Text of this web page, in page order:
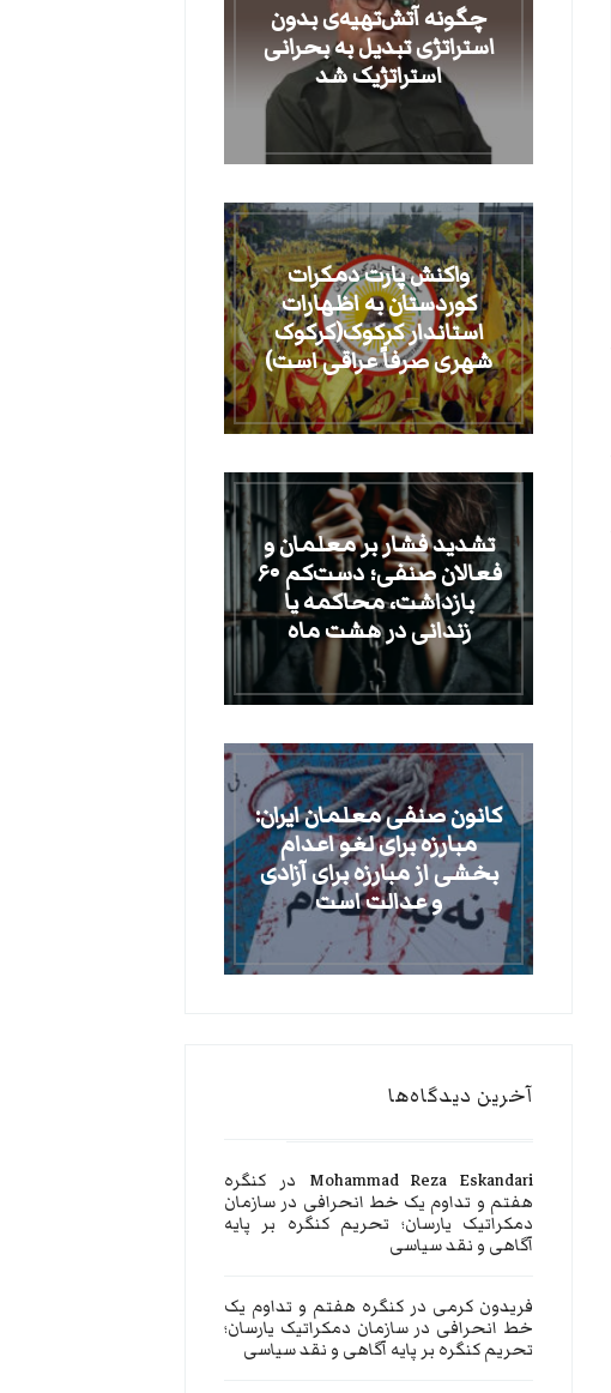
​چگونه آتش‌تهیه‌ی بدون
استراتژی تبدیل به بحرانی
استراتژیک شد
واکنش پارت دمکرات
کوردستان به اظهارات
استاندار کرکوک(کرکوک
شهری صرفاً عراقی است)
تشدید فشار بر معلمان و
فعالان صنفی؛ دست‌کم ۶۰
بازداشت، محاکمه یا
زندانی در هشت ماه
کانون صنفی معلمان ایران:
مبارزه برای لغو اعدام
بخشی از مبارزه برای آزادی
و عدالت است
آخرین دیدگاه‌ها
Mohammad Reza Eskandari در کنگره
هفتم و تداوم یک خط انحرافی در سازمان
دمکراتیک یارسان؛ تحریم کنگره بر پایه
آگاهی و نقد سیاسی
فریدون کرمی در کنگره هفتم و تداوم یک
خط انحرافی در سازمان دمکراتیک یارسان؛
تحریم کنگره بر پایه آگاهی و نقد سیاسی